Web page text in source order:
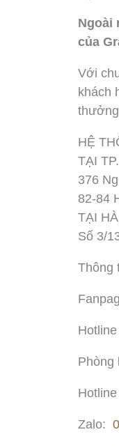
Ngoài
của
Với
khách
HỆ
TẠI
376
82-84
TẠI
Số 3/
Thông
Hotline
Phòng
Zalo: